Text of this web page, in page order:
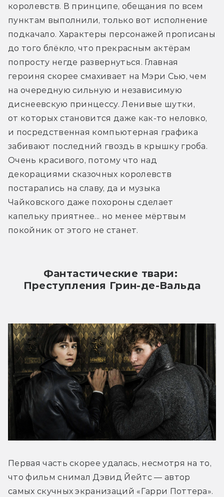
королевств. В принципе, обещания по всем
пунктам выполнили, только вот исполнение
подкачало. Характеры персонажей прописаны
до того блёкло, что прекрасным актёрам
попросту негде развернуться. Главная
героиня скорее смахивает на Мэри Сью, чем
на очередную сильную и независимую
диснеевскую принцессу. Ленивые шутки,
от которых становится даже как-то неловко,
и посредственная компьютерная графика
забивают последний гвоздь в крышку гроба.
Очень красивого, потому что над
декорациями сказочных королевств
постарались на славу, да и музыка
Чайковского даже похороны сделает
капельку приятнее... но менее мёртвым
покойник от этого не станет.
Фантастические твари:
Преступления Грин-де-Вальда
Первая часть скорее удалась, несмотря на то,
что фильм снимал Дэвид Йейтс — автор
самых скучных экранизаций «Гарри Поттера».